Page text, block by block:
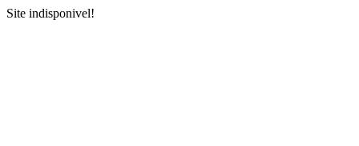
Site indisponivel!